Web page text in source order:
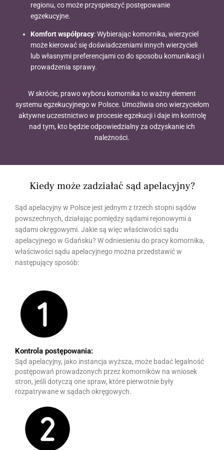
regionu, co może przyspieszyć postępowanie
egzekucyjne.
Komfort współpracy: Wybierając komornika, wierzyciel
może kierować się doświadczeniami innych wierzycieli
lub własnymi preferencjami co do sposobu komunikacji i
prowadzenia sprawy.
W skrócie, prawo wyboru komornika to ważny element
systemu egzekucyjnego w Polsce. Umożliwia ono wierzycielom
aktywne uczestnictwo w procesie egzekucji i daje im kontrolę
nad tym, kto będzie odpowiedzialny za odzyskanie ich
należności.
Kiedy może zadziałać sąd apelacyjny?
Sąd apelacyjny w Polsce jest jednym z trzech stopni sądów
powszechnych, działając pomiędzy sądami rejonowymi a
sądami okręgowymi. Jakie są więc właściwości sądu
apelacyjnego w Gdańsku? W odniesieniu do pracy komornika,
właściwości sądu apelacyjnego można przedstawić w
następujący sposób:
Kontrola postępowania:
Sąd apelacyjny, jako instancja wyższa, może badać legalność
postępowań prowadzonych przez komorników na wniosek
stron, jeśli dotyczą one spraw, które pierwotnie były
rozpatrywane w sądach okręgowych.